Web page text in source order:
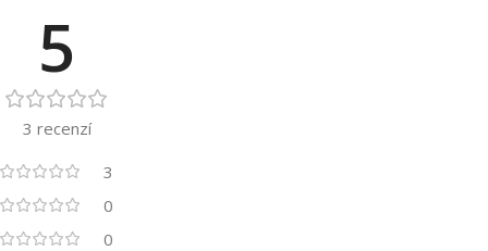
5
3 recenzí
3
0
0